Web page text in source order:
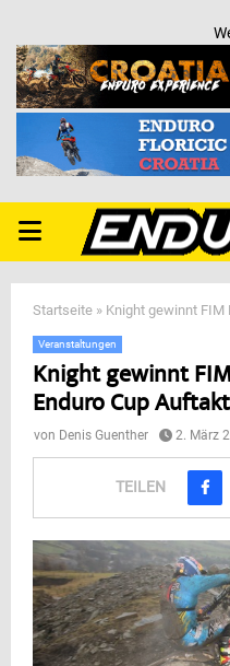
PRIMARY
MENU
Startseite » Knight gewinnt FIM
Veranstaltungen
Knight gewinnt
Enduro Cup Auftakt
von Denis Guenther 2. März
TEILEN